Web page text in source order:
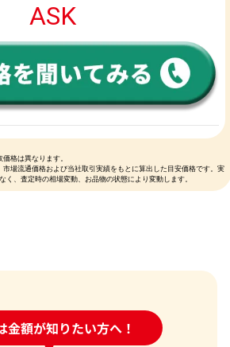
ASK
格は異なります。
場流通価格および当社取引実績をもとに算出した目安価格です。実
く、査定時の相場変動、お品物の状態により変動します。
金額が知りたい方へ！
付中!問い合わせフォーム